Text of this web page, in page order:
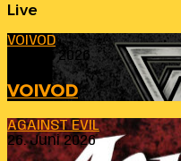
Live
VOIVOD
23. Juli 2026
VOIVOD
AGAINST EVIL
26. Juni 2026